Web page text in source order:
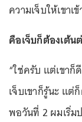
ความเจ็บให้เขาเ
คือเจ็บก็ต้องเต้น
“ใช่ครับ แต่เขา
เจ็บเขาก็รู้นะ แต่
พอวันที่ 2 ผมเริ่ม